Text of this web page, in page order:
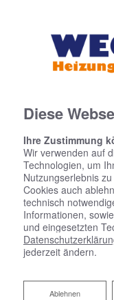
Diese
Ihre Zustimmung
Wir verwenden auf
Technologien, um
Nutzungserlebnis
Cookies auch
technisch
Informationen,
und eingesetzten
jederzeit ändern.
Ablehnen
Ablehnen